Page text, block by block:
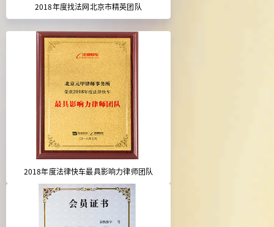
2018年度找法网北京市精英团队
2018年度法律快车最具影响力律师团队